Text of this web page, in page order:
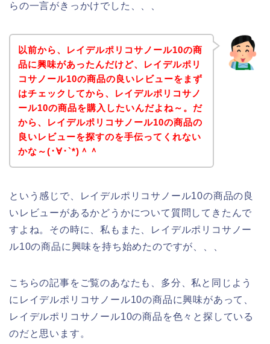
らの一言がきっかけでした、、、
以前から、レイデルポリコサノール10の商
品に興味があったんだけど、レイデルポリ
コサノール10の商品の良いレビューをまず
はチェックしてから、レイデルポリコサノ
ール10の商品を購入したいんだよね～。だ
から、レイデルポリコサノール10の商品の
良いレビューを探すのを手伝ってくれない
かな～(･∀･`*)＾＾
という感じで、レイデルポリコサノール10の商品の良
いレビューがあるかどうかについて質問してきたんで
すよね。その時に、私もまた、レイデルポリコサノー
ル10の商品に興味を持ち始めたのですが、、、
こちらの記事をご覧のあなたも、多分、私と同じよう
にレイデルポリコサノール10の商品に興味があって、
レイデルポリコサノール10の商品を色々と探している
のだと思います。